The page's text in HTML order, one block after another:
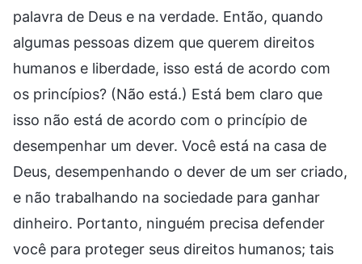
palavra de Deus e na verdade. Então, quando
algumas pessoas dizem que querem direitos
humanos e liberdade, isso está de acordo com
os princípios? (Não está.) Está bem claro que
isso não está de acordo com o princípio de
desempenhar um dever. Você está na casa de
Deus, desempenhando o dever de um ser criado,
e não trabalhando na sociedade para ganhar
dinheiro. Portanto, ninguém precisa defender
você para proteger seus direitos humanos; tais